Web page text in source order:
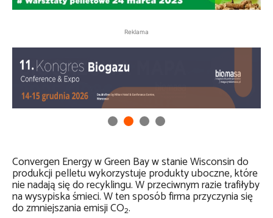
Reklama
ConvergenEnergy w Green Bay w stanie Wisconsin do
produkcji pelletu wykorzystuje produkty uboczne, które
nie nadają się do recyklingu. W przeciwnym razie trafiłyby
na wysypiska śmieci. W ten sposób firma przyczynia się
do zmniejszania emisji CO2.